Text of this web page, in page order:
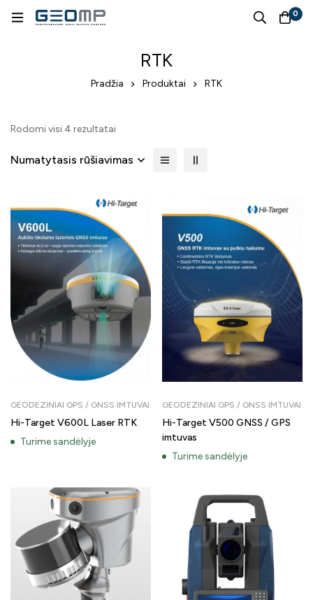
0
RTK
Pradžia Produktai RTK
Rodomi visi 4 rezultatai
Numatytasis rūšiavimas
GEODEZINIAI GPS / GNSS IMTUVAI
Hi-Target V600L Laser RTK
Turime sandėlyje
GEODEZINIAI GPS / GNSS IMTUVAI
Hi-Target V500 GNSS / GPS
imtuvas
Turime sandėlyje